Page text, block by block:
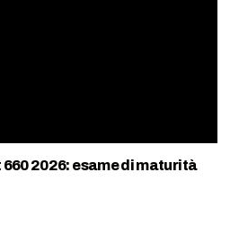
2026: esame di maturità